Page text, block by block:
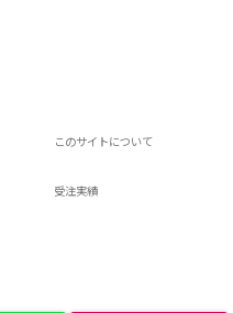
このサイトについて
受注実績